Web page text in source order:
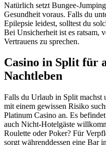
Natürlich setzt Bungee-
Gesundheit voraus. Falls du
Epilepsie leidest, solltest du
Bei Unsicherheit ist es ratsam,
Vertrauens zu sprechen.
Casino in Split für
Nachtleben
Falls du Urlaub in Split machst
mit einem gewissen Risiko
Platinum Casino an. Es
auch Nicht-Hotelgäste
Roulette oder Poker? Für
sorgt währenddessen eine Bar